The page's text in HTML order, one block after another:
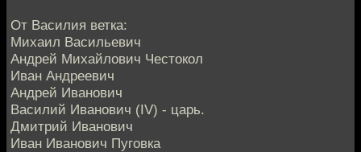
От Василия ветка:
Михаил Васильевич
Андрей Михайлович Честокол
Иван Андреевич
Андрей Иванович
Василий Иванович (IV) - царь.
Дмитрий Иванович
Иван Иванович Пуговка